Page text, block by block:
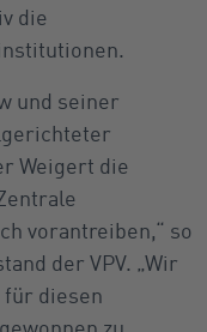
die
und seiner
Weigert die
vorantreiben,“ so
der VPV. „Wir
diesen